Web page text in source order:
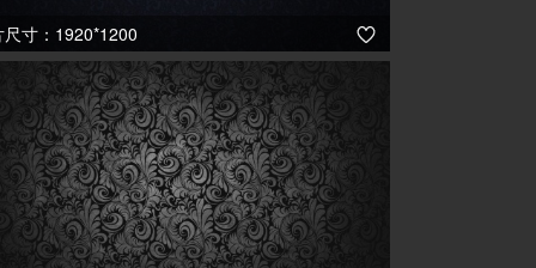
尺寸：1920*1200 